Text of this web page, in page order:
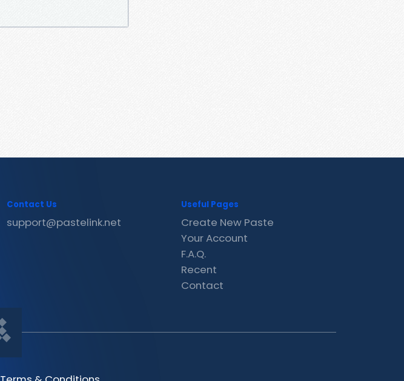
Contact Us
support@pastelink.net
Useful Pages
Create New Paste
Your Account
F.A.Q.
Recent
Contact